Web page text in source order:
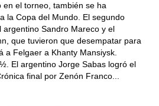
en el torneo, también se ha
la Copa del Mundo. El segundo
argentino Sandro Mareco y el
que tuvieron que desempatar para
a Felgaer a Khanty Mansiysk.
El argentino Jorge Sabas logró el
final por Zenón Franco...